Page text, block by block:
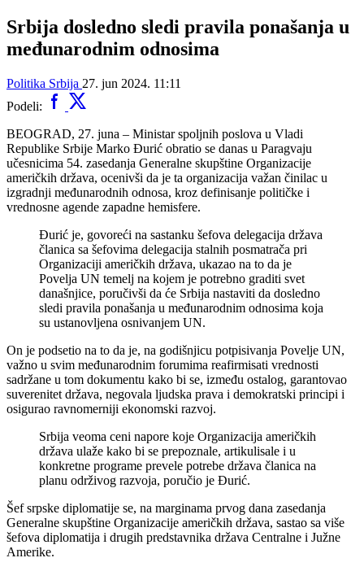
Srbija dosledno sledi pravila ponašanja u
međunarodnim odnosima
Politika Srbija 27. jun 2024. 11:11
Podeli:
BEOGRAD, 27. juna – Ministar spoljnih poslova u Vladi
Republike Srbije Marko Đurić obratio se danas u Paragvaju
učesnicima 54. zasedanja Generalne skupštine Organizacije
američkih država, ocenivši da je ta organizacija važan činilac u
izgradnji međunarodnih odnosa, kroz definisanje političke i
vrednosne agende zapadne hemisfere.
Đurić je, govoreći na sastanku šefova delegacija država
članica sa šefovima delegacija stalnih posmatrača pri
Organizaciji američkih država, ukazao na to da je
Povelja UN temelj na kojem je potrebno graditi svet
današnjice, poručivši da će Srbija nastaviti da dosledno
sledi pravila ponašanja u međunarodnim odnosima koja
su ustanovljena osnivanjem UN.
On je podsetio na to da je, na godišnjicu potpisivanja Povelje UN,
važno u svim međunarodnim forumima reafirmisati vrednosti
sadržane u tom dokumentu kako bi se, između ostalog, garantovao
suverenitet država, negovala ljudska prava i demokratski principi i
osigurao ravnomerniji ekonomski razvoj.
Srbija veoma ceni napore koje Organizacija američkih
država ulaže kako bi se prepoznale, artikulisale i u
konkretne programe prevele potrebe država članica na
planu održivog razvoja, poručio je Đurić.
Šef srpske diplomatije se, na marginama prvog dana zasedanja
Generalne skupštine Organizacije američkih država, sastao sa više
šefova diplomatija i drugih predstavnika država Centralne i Južne
Amerike.